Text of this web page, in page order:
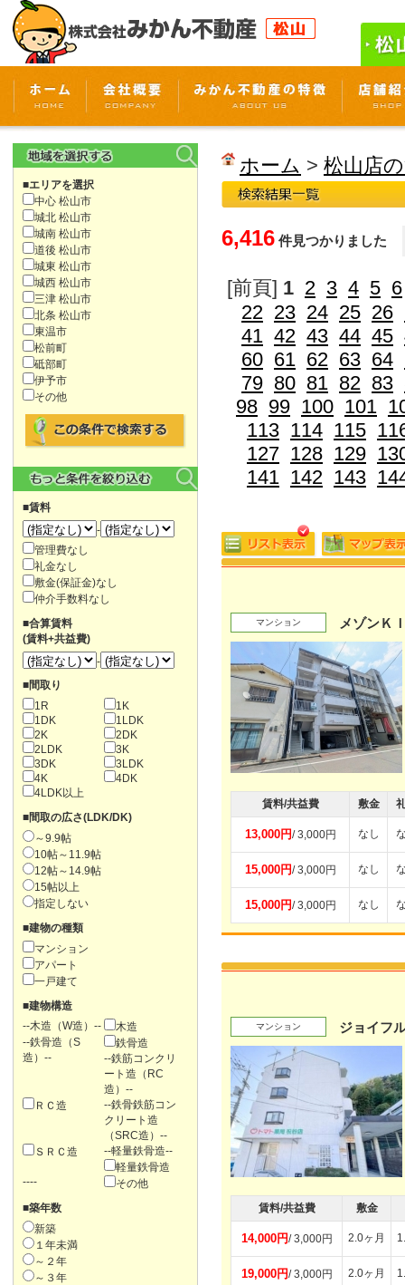
■エリアを選択
中心 松山市
城北 松山市
城南 松山市
道後 松山市
城東 松山市
城西 松山市
三津 松山市
北条 松山市
東温市
松前町
砥部町
伊予市
その他
■賃料
-
管理費なし
礼金なし
敷金(保証金)なし
仲介手数料なし
■合算賃料
(賃料+共益費)
-
■間取り
1R
1K
1DK
1LDK
2K
2DK
2LDK
3K
3DK
3LDK
4K
4DK
4LDK以上
■間取の広さ(LDK/DK)
～9.9帖
10帖～11.9帖
12帖～14.9帖
15帖以上
指定しない
■建物の種類
マンション
アパート
一戸建て
■建物構造
--木造（W造）--
木造
--鉄骨造（S
造）--
鉄骨造
--鉄筋コンクリ
ート造（RC
造）--
ＲＣ造
--鉄骨鉄筋コン
クリート造
（SRC造）--
ＳＲＣ造
--軽量鉄骨造--
軽量鉄骨造
----
その他
■築年数
新築
１年未満
～２年
～３年
ホーム > 松山店
6,416 件見つかりました
[前頁] 1 2 3 4 5 6
22 23 24 25 26
41 42 43 44 45
60 61 62 63 64
79 80 81 82 83
98 99 100 101
113 114 115
127 128 129
141 142 143
マンション メゾンＫ
賃料/共益費 敷金
13,000円/ 3,000円 なし
15,000円/ 3,000円 なし
15,000円/ 3,000円 なし
マンション ジョイフ
賃料/共益費 敷金
14,000円/ 3,000円 2.0ヶ月
19,000円/ 3,000円 2.0ヶ月